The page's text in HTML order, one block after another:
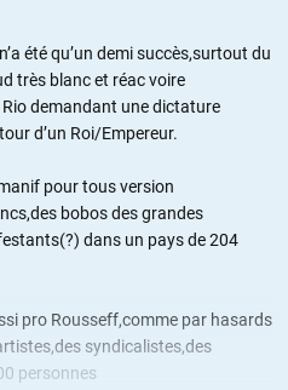
été qu’un demi succès,surtout du
très blanc et réac voire
demandant une dictature
d’un Roi/Empereur.
pour tous version
bobos des grandes
dans un pays de 204
pro Rousseff,comme par hasards
syndicalistes,des
personnes